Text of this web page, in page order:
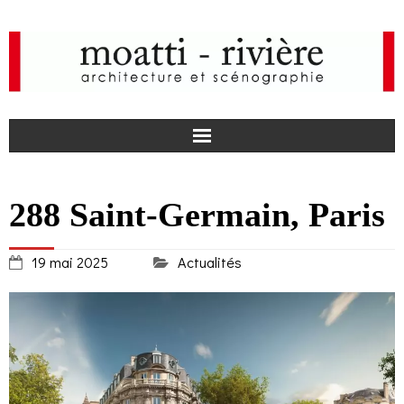
a
c
o
I
n
a
actualités
agence
projets
médias
288 Saint-Germain, Paris
19 mai 2025 Actualités